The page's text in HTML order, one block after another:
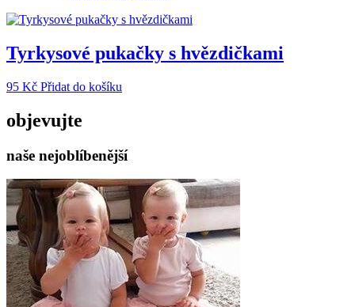
Tyrkysové pukačky s hvězdičkami
95 Kč Přidat do košíku
objevujte
naše nejoblíbenější